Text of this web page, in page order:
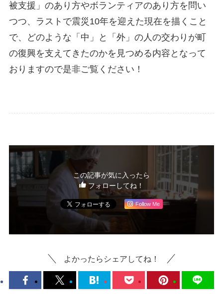
被支援」のあり方やボランティアのあり方を問い
つつ、ラストで震災 10年を迎えた現在を描くこと
で、どのような「中」と「外」の人の交わりが町
の復興を支えてきたのかを見つめる内容となって
おりますので是非ご覧ください！
この記事が気に入ったら
フォローしてね！
Follow Me
よかったらシェアしてね！